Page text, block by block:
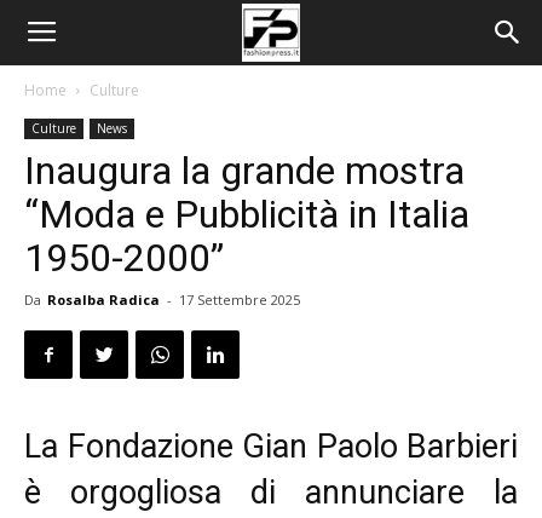
Home Culture
Culture News
Inaugura la grande mostra
“Moda e Pubblicità in Italia
1950-2000”
Da Rosalba Radica - 17 Settembre 2025
La Fondazione Gian Paolo Barbieri
è orgogliosa di annunciare la